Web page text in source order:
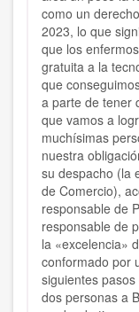
como un
2023, lo que
que los
gratuita a la
que
a parte de tener
que vamos a
muchísimas
nuestra
su despacho (la
de Comercio),
responsable de
responsable de
la «excelencia»
conformado por
siguientes
dos personas a